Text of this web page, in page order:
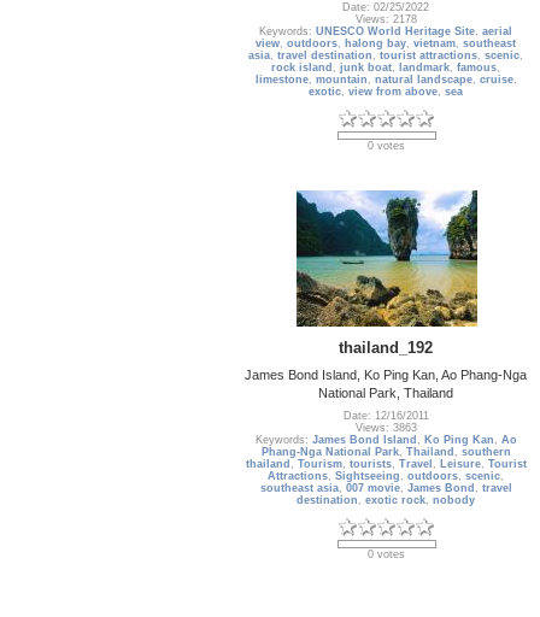
Date: 02/25/2022
Views: 2178
Keywords:UNESCO World Heritage Site,aerial
view,outdoors, halong bay,vietnam,southeast
asia,travel destination ,tourist attractions,scenic,
rock island ,junk boat, landmark,famous,
limestone, mountain , natural landscape, cruise,
exotic,view from above,sea
0 votes
thailand_192
James Bond Island, Ko Ping Kan, Ao Phang-Nga
National Park, Thailand
Date: 12/16/2011
Views: 3863
Keywords: James Bond Island , Ko Ping Kan , Ao
Phang-Nga National Park, Thailand , southern
thailand , Tourism, tourists, Travel , Leisure, Tourist
Attractions,Sightseeing ,outdoors,scenic,
southeast asia, 007 movie, James Bond , travel
destination ,exotic rock,nobody
0 votes